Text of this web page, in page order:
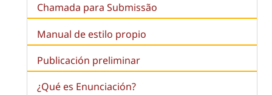
Chamada para Submissão
Manual de estilo propio
Publicación preliminar
¿Qué es Enunciación?